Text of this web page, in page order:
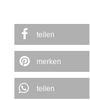
teilen
merken
teilen